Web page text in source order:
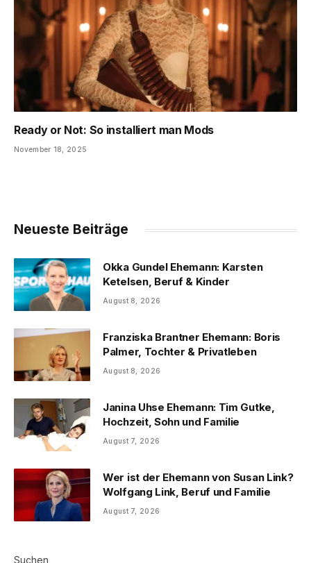
Ready or Not: So installiert man Mods
November 18, 2025
Neueste Beiträge
Okka Gundel Ehemann: Karsten
Ketelsen, Beruf & Kinder
August 8, 2026
Franziska Brantner Ehemann: Boris
Palmer, Tochter & Privatleben
August 8, 2026
Janina Uhse Ehemann: Tim Gutke,
Hochzeit, Sohn und Familie
August 7, 2026
Wer ist der Ehemann von Susan Link?
Wolfgang Link, Beruf und Familie
August 7, 2026
Suchen